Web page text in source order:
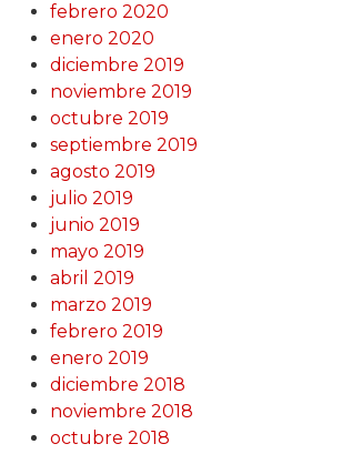
febrero 2020
enero 2020
diciembre 2019
noviembre 2019
octubre 2019
septiembre 2019
agosto 2019
julio 2019
junio 2019
mayo 2019
abril 2019
marzo 2019
febrero 2019
enero 2019
diciembre 2018
noviembre 2018
octubre 2018